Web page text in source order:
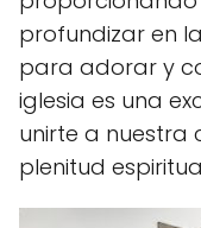
profundizar en
para adorar y
iglesia es una
unirte a nuestra
plenitud